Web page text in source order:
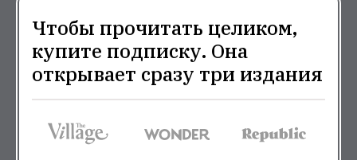
Чтобы прочитать целиком,
купите подписку. Она
открывает сразу три издания